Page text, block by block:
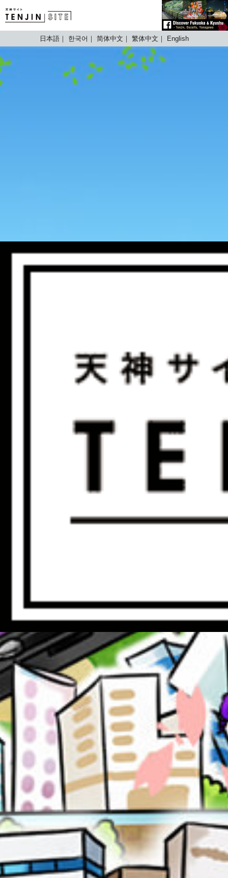
TENJIN SITE
日本語 한국어 简体中文 繁体中文 English